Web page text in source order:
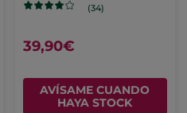
(34)
39,90€
AVÍSAME CUANDO
HAYA STOCK